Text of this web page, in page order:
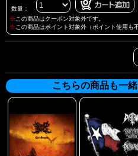
数量：
※ この商品はクーポン対象外です。
※ この商品はポイント対象外（ポイント使用も
こちらの商品も一